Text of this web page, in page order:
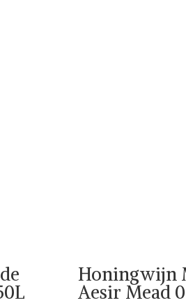
Honingwijn
Aesir Mead